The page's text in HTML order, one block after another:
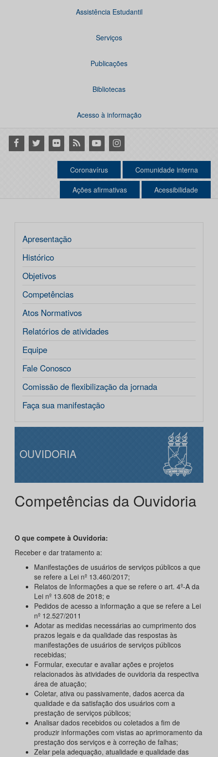
Assistência Estudantil
Serviços
Publicações
Bibliotecas
Acesso à informação
Facebook
Twitter Flickr RSS YoutubeInstagram
Coronavírus Comunidade interna
Ações afirmativas Acessibilidade
Apresentação
Histórico
Objetivos
Competências
Atos Normativos
Relatórios de atividades
Equipe
Fale Conosco
Comissão de flexibilização da jornada
Faça sua manifestação
OUVIDORIA
Competências da Ouvidoria
O que compete à Ouvidoria:
Receber e dar tratamento a:
Manifestações de usuários de serviços públicos a que
se refere a Lei nº 13.460/2017;
Relatos de Informações a que se refere o art. 4º-A da
Lei nº 13.608 de 2018; e
Pedidos de acesso a informação a que se refere a Lei
nº 12.527/2011
Adotar as medidas necessárias ao cumprimento dos
prazos legais e da qualidade das respostas às
manifestações de usuários de serviços públicos
recebidas;
Formular, executar e avaliar ações e projetos
relacionados às atividades de ouvidoria da respectiva
área de atuação;
Coletar, ativa ou passivamente, dados acerca da
qualidade e da satisfação dos usuários com a
prestação de serviços públicos;
Analisar dados recebidos ou coletados a fim de
produzir informações com vistas ao aprimoramento da
prestação dos serviços e à correção de falhas;
Zelar pela adequação, atualidade e qualidade das